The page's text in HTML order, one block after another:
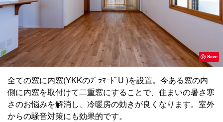
Save
全ての窓に内窓(YKKのﾌﾟﾗﾏｰﾄﾞU )を設置。今ある窓の内
側に内窓を取付けて二重窓にすることで、住まいの暑さ寒
さのお悩みを解消し、冷暖房の効きが良くなります。室外
からの騒音対策にも効果的です。